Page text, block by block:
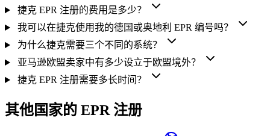
捷克 EPR 注册的费用是多少？
我可以在捷克使用我的德国或奥地利 EPR 编号吗？
为什么捷克需要三个不同的系统？
亚马逊欧盟卖家中有多少设立于欧盟境外？
捷克 EPR 注册需要多长时间？
其他国家的 EPR 注册